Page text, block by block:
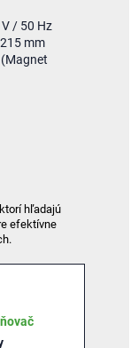
V / 50 Hz
215 mm
hľadajú
efektívne